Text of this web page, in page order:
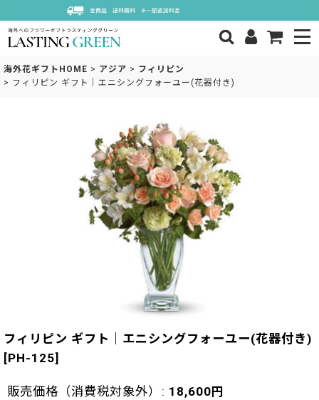
海外花ギフトHOME > アジア > フィリピン
> フィリピン ギフト｜エニシングフォーユー(花器付き)
フィリピン ギフト｜エニシングフォーユー(花器付き)
[PH-125]
販売価格（消費税対象外） : 18,600 円